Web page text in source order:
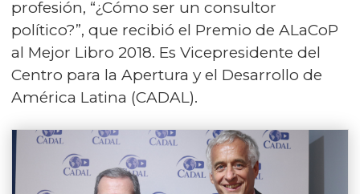
profesión, “¿Cómo ser un consultor
político?”, que recibió el Premio de ALaCoP
al Mejor Libro 2018. Es Vicepresidente del
Centro para la Apertura y el Desarrollo de
América Latina (CADAL).